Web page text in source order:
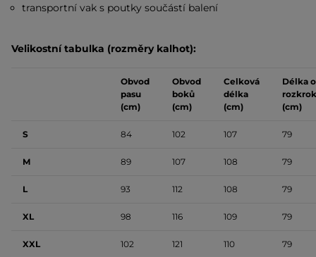
transportní vak s poutky součástí balení
Velikostní tabulka (rozměry kalhot):
Obvod
pasu
(cm)
Obvod
boků
(cm)
Celková
délka
(cm)
Délka
(cm)
S 84 102 107 79
M 89 107 108 79
L 93 112 108 79
XL 98 116 109 79
XXL 102 121 110 79